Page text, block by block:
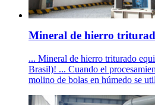
Mineral de hierro
... Mineral de hierro triturado
Brasil)! ... Cuando el
molino de bolas en húmedo se